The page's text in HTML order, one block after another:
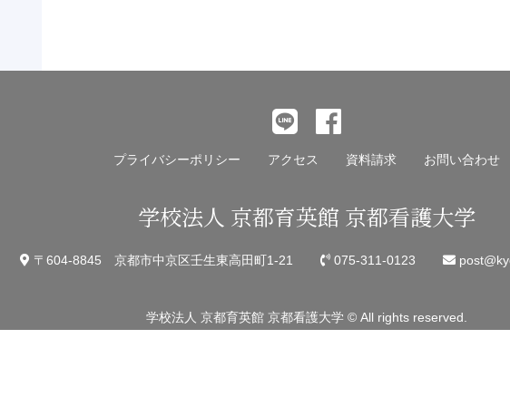
記
プライバシーポリシー アクセス 資料請求 お問い合わせ
学校法人 京都育英館 京都看護大学
〒604-8845 京都市中京区壬生東高田町1-21 075-311-0123
学校法人 京都育英館 京都看護大学 © All rights reserved.